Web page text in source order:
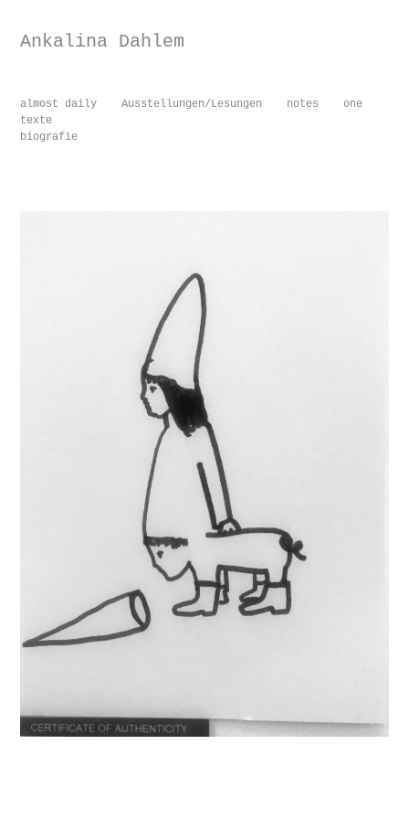
Ankalina Dahlem
almost daily Ausstellungen/Lesungen notes
one
texte
biografie